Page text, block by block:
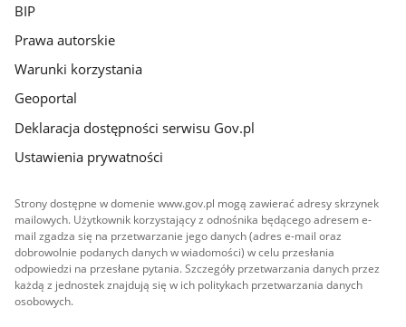
BIP
Prawa autorskie
Warunki korzystania
Geoportal
Deklaracja dostępności serwisu Gov.pl
Ustawienia prywatności
Strony dostępne w domenie www.gov.pl mogą zawierać adresy skrzynek
mailowych. Użytkownik korzystający z odnośnika będącego adresem e-
mail zgadza się na przetwarzanie jego danych (adres e-mail oraz
dobrowolnie podanych danych w wiadomości) w celu przesłania
odpowiedzi na przesłane pytania. Szczegóły przetwarzania danych przez
każdą z jednostek znajdują się w ich politykach przetwarzania danych
osobowych.